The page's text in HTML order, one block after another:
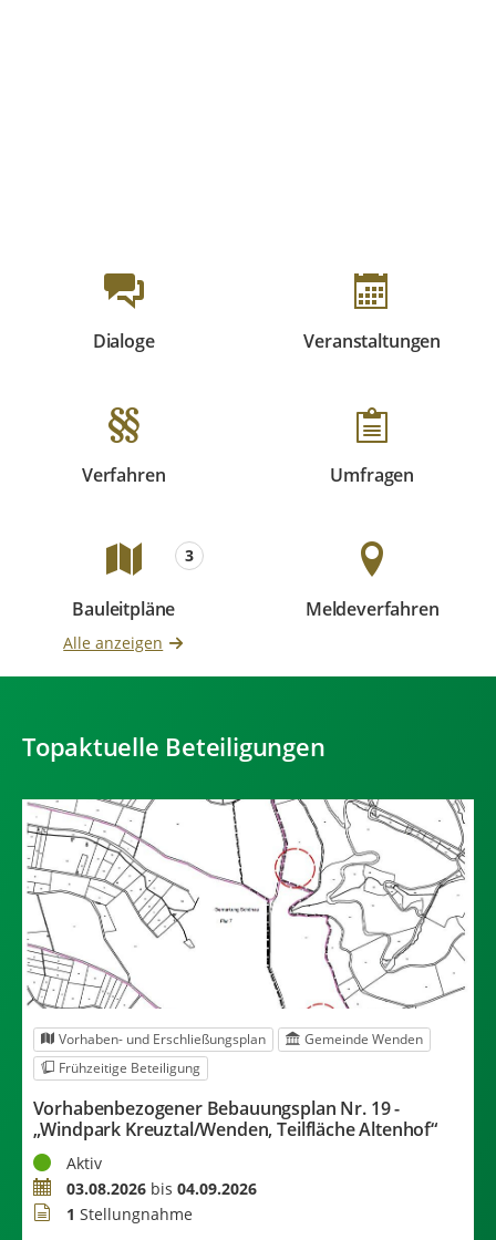
Beteiligungsformate
Dialoge Veranstaltungen
Verfahren Umfragen
Bauleitpläne
3
Beteiligungen
Alle anzeigen
Meldeverfahren
Topaktuelle Beteiligungen
Vorhaben- und Erschließungsplan
Gemeinde Wenden
Frühzeitige Beteiligung
Vorhabenbezogener Bebauungsplan Nr. 19 -
„Windpark Kreuztal/Wenden, Teilfläche Altenhof“
StatusAktiv
Zeitraum03.08.2026bis 04.09.2026
Stellungnahmen
1 Stellungnahme